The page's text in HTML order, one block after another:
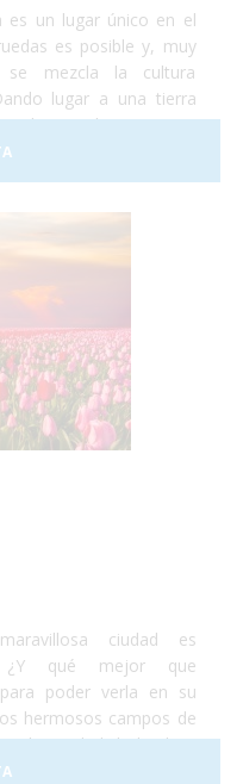
es un lugar único en el
es posible y, muy
se mezcla la cultura
lugar a una tierra
tradiciones muy
diversos. No lo dudes
Rumania... ¡Te
ciudad es
¿Y qué mejor que
poder verla en su
hermosos campos de
la ciudad holandesa
el mundo. Se trata de